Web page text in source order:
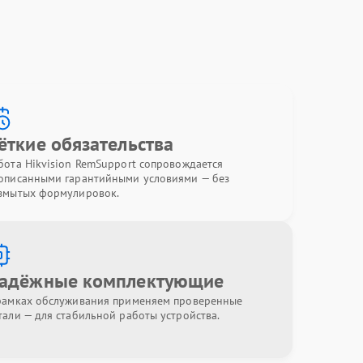
обязательства
Hikvision RemSupport сопровождается
гарантийными условиями — без
формулировок.
комплектующие
обслуживания применяем проверенные
— для стабильной работы устройства.